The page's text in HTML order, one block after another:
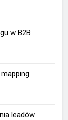
w B2B
leadów